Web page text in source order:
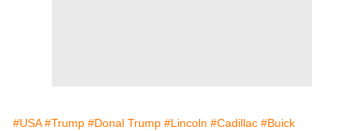
#USA #Trump #Donal Trump #Lincoln #Cadillac #Buick